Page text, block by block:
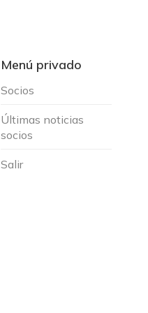
Menú privado
Socios
Últimas noticias
socios
Salir